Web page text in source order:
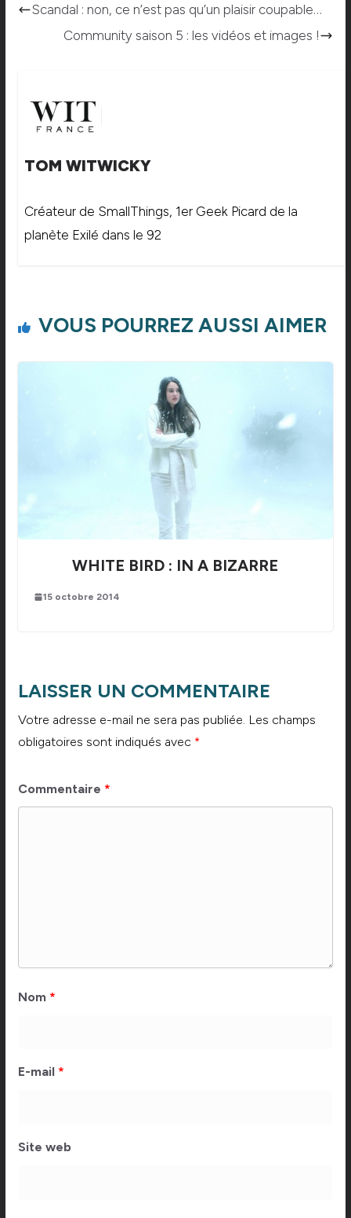
Scandal : non, ce n’est pas qu’un plaisir coupable…
Community saison 5 : les vidéos et images !
TOM WITWICKY
Créateur de SmallThings, 1er Geek Picard de la
planète Exilé dans le 92
VOUS POURREZ AUSSI AIMER
WHITE BIRD : IN A BIZARRE
15 octobre 2014
LAISSER UN COMMENTAIRE
Votre adresse e-mail ne sera pas publiée. Les champs
obligatoires sont indiqués avec *
Commentaire *
Nom *
E-mail *
Site web